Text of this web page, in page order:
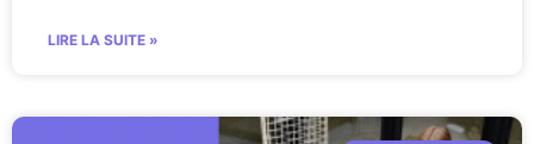
LIRE LA SUITE »